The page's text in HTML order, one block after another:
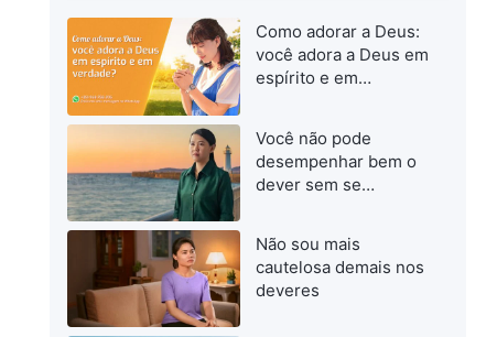
Como adorar a Deus:
você adora a Deus em
espírito e em
Você não pode
desempenhar bem o
dever sem se
Não sou mais
cautelosa demais nos
deveres